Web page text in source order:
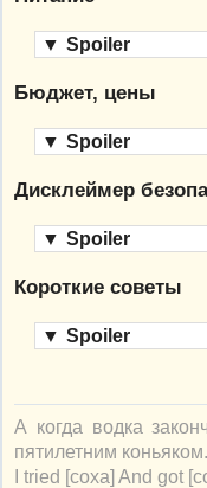
▼ Spoiler
Бюджет, цены
▼ Spoiler
Дисклеймер
▼ Spoiler
Короткие советы
▼ Spoiler
А когда водка
пятилетним коньяком.
I tried [соха] And got